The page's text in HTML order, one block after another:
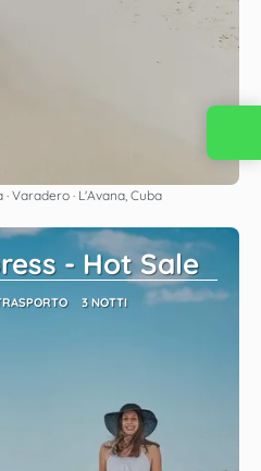
· Varadero · L'Avana, Cuba
- Hot Sale
3 NOTTI